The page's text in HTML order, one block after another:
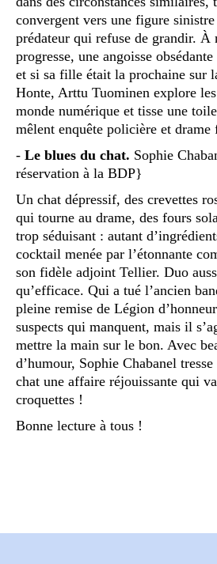
convergent vers une figure
prédateur qui refuse de grandir. À
progresse, une angoisse
et si sa fille était la prochaine sur
Honte, Arttu Tuominen explore
monde numérique et tisse une
mêlent enquête policière et
- Le blues du chat. Sophie
réservation à la BDP}
Un chat dépressif, des crevettes
qui tourne au drame, des fours
trop séduisant : autant
cocktail menée par l’étonnante
son fidèle adjoint Tellier. Duo
qu’efficace. Qui a tué l’ancien
pleine remise de Légion
suspects qui manquent, mais il
mettre la main sur le bon. Avec
d’humour, Sophie Chabanel
chat une affaire réjouissante qui
croquettes !
Bonne lecture à tous !